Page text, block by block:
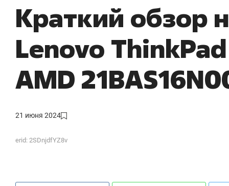
Краткий обзор
Lenovo
AMD
21 июня 2024
erid: 2SDnjdfYZ8v